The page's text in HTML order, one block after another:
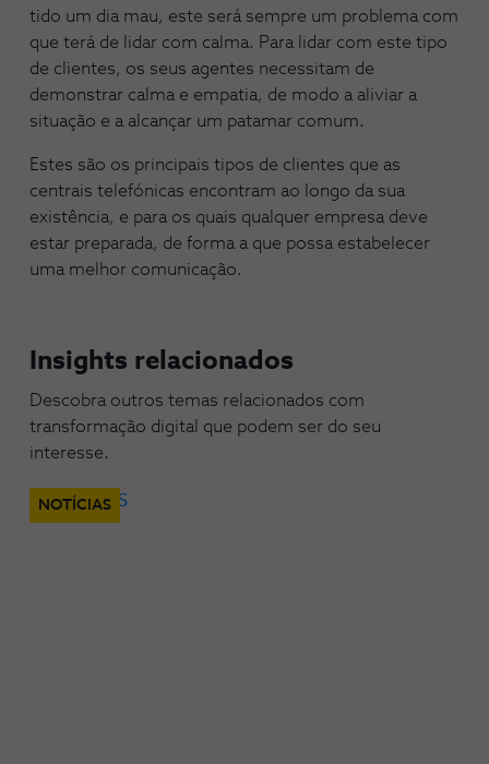
tido um dia mau, este será sempre um problema com
que terá de lidar com calma. Para lidar com este tipo
de clientes, os seus agentes necessitam de
demonstrar calma e empatia, de modo a aliviar a
situação e a alcançar um patamar comum.
Estes são os principais tipos de clientes que as
centrais telefónicas encontram ao longo da sua
existência, e para os quais qualquer empresa deve
estar preparada, de forma a que possa estabelecer
uma melhor comunicação.
Insights relacionados
Descobra outros temas relacionados com
transformação digital que podem ser do seu
interesse.
NOTÍCIAS